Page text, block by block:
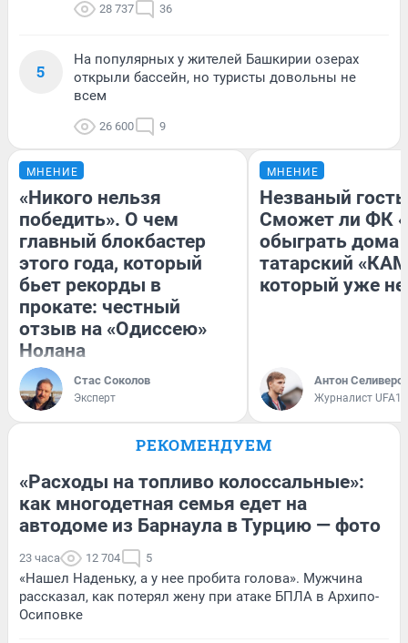
28 737 36
5
На популярных у жителей Башкирии озерах
открыли бассейн, но туристы довольны не
всем
26 600 9
МНЕНИЕ
«Никого нельзя
победить». О чем
главный блокбастер
этого года, который
бьет рекорды в
прокате: честный
отзыв на «Одиссею»
Нолана
Стас Соколов
Эксперт
МНЕНИЕ
Незваный
Сможет ли ФК
обыграть дома
татарский
который уже не
Антон
Журналист
РЕКОМЕНДУЕМ
«Расходы на топливо колоссальные»:
как многодетная семья едет на
автодоме из Барнаула в Турцию — фото
23 часа 12 704 5
«Нашел Наденьку, а у нее пробита голова». Мужчина
рассказал, как потерял жену при атаке БПЛА в Архипо-
Осиповке